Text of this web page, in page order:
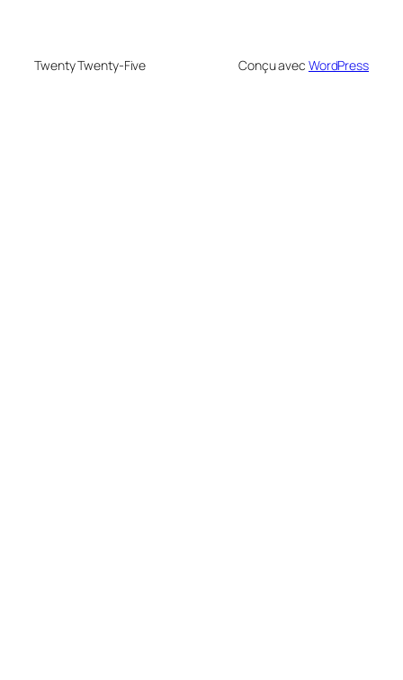
Twenty Twenty-Five Conçu avec WordPress